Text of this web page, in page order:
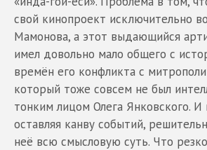
свой кинопроект исключительно
Мамонова, а этот выдающийся
имел довольно мало общего с
времён его конфликта с
который тоже совсем не был
тонким лицом Олега Янковского. И
оставляя канву событий,
неё всю смысловую суть. Что